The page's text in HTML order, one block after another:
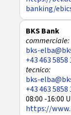
banking/
BKS Bank
bks-
+43 463 5858
bks-
+43 463 5858
08:00 -16:00
https://